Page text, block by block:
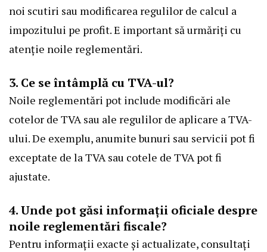
noi scutiri sau modificarea regulilor de calcul a
impozitului pe profit. E important să urmăriți cu
atenție noile reglementări.
3. Ce se întâmplă cu TVA-ul?
Noile reglementări pot include modificări ale
cotelor de TVA sau ale regulilor de aplicare a TVA-
ului. De exemplu, anumite bunuri sau servicii pot fi
exceptate de la TVA sau cotele de TVA pot fi
ajustate.
4. Unde pot găsi informații oficiale despre
noile reglementări fiscale?
Pentru informații exacte și actualizate, consultați